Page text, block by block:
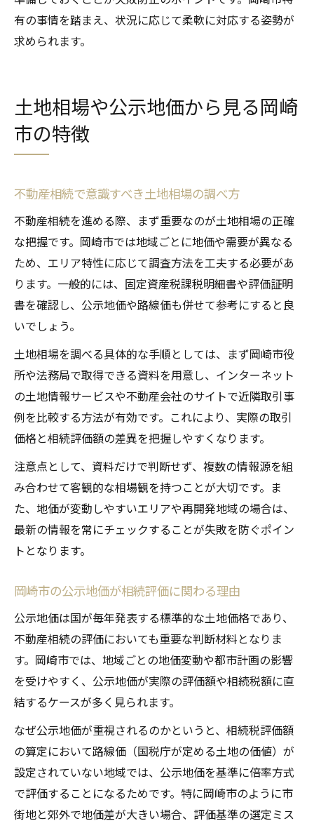
有の事情を踏まえ、状況に応じて柔軟に対応する姿勢が
求められます。
土地相場や公示地価から見る岡崎
市の特徴
不動産相続で意識すべき土地相場の調べ方
不動産相続を進める際、まず重要なのが土地相場の正確
な把握です。岡崎市では地域ごとに地価や需要が異なる
ため、エリア特性に応じて調査方法を工夫する必要があ
ります。一般的には、固定資産税課税明細書や評価証明
書を確認し、公示地価や路線価も併せて参考にすると良
いでしょう。
土地相場を調べる具体的な手順としては、まず岡崎市役
所や法務局で取得できる資料を用意し、インターネット
の土地情報サービスや不動産会社のサイトで近隣取引事
例を比較する方法が有効です。これにより、実際の取引
価格と相続評価額の差異を把握しやすくなります。
注意点として、資料だけで判断せず、複数の情報源を組
み合わせて客観的な相場観を持つことが大切です。ま
た、地価が変動しやすいエリアや再開発地域の場合は、
最新の情報を常にチェックすることが失敗を防ぐポイン
トとなります。
岡崎市の公示地価が相続評価に関わる理由
公示地価は国が毎年発表する標準的な土地価格であり、
不動産相続の評価においても重要な判断材料となりま
す。岡崎市では、地域ごとの地価変動や都市計画の影響
を受けやすく、公示地価が実際の評価額や相続税額に直
結するケースが多く見られます。
なぜ公示地価が重視されるのかというと、相続税評価額
の算定において路線価（国税庁が定める土地の価値）が
設定されていない地域では、公示地価を基準に倍率方式
で評価することになるためです。特に岡崎市のように市
街地と郊外で地価差が大きい場合、評価基準の選定ミス